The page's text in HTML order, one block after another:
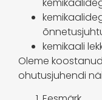
kemikaali
Oleme
ohutusjuhendi